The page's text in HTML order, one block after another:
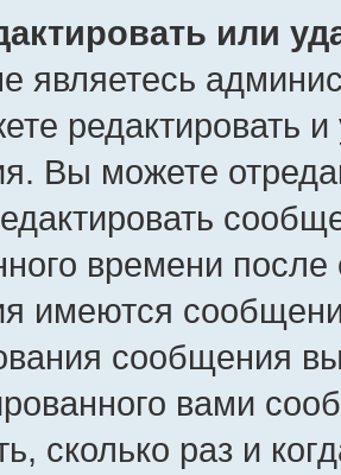
или
являетесь
редактировать
Вы можете
времени
имеются
сообщения
вами
сколько раз и